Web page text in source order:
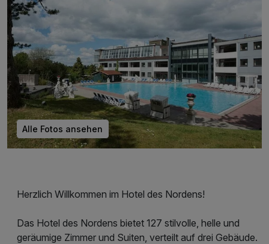
Alle Fotos ansehen
Herzlich Willkommen im Hotel des Nordens!
Das Hotel des Nordens bietet 127 stilvolle, helle und
geräumige Zimmer und Suiten, verteilt auf drei Gebäude.